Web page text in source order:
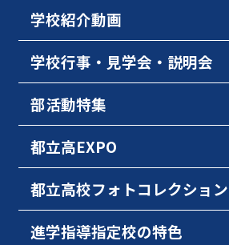
学校紹介動画
学校行事・見学会・説明会
部活動特集
都立高EXPO
都立高校フォトコレクション
進学指導指定校の特色